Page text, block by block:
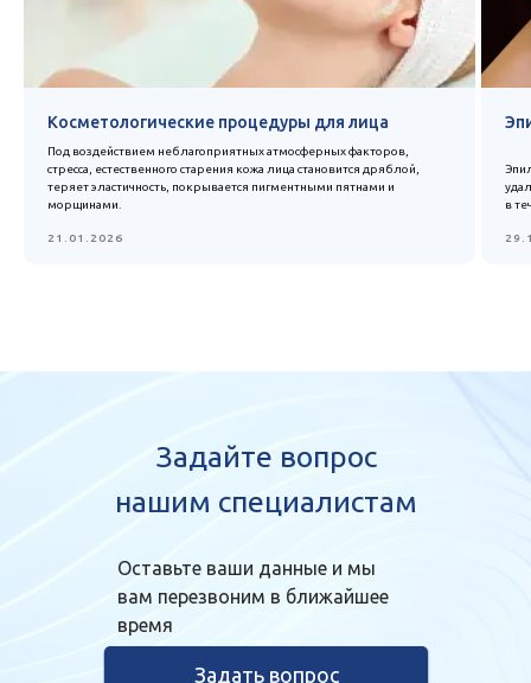
Косметологические процедуры для лица
Под воздействием неблагоприятных атмосферных факторов,
стресса, естественного старения кожа лица становится дряблой,
теряет эластичность, покрывается пигментными пятнами и
морщинами.
21.01.2026
в
Задать вопрос
Задайте вопрос
нашим специалистам
Оставьте ваши данные и мы
вам перезвоним в ближайшее
время